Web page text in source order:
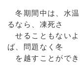
冬期間中は、水温
るなら、凍死さ
せることもないよ
ば、問題なく冬
を越すことができ